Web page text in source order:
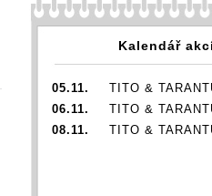
Kalendář
05.11.
TITO &
06.11.
TITO &
08.11.
TITO &